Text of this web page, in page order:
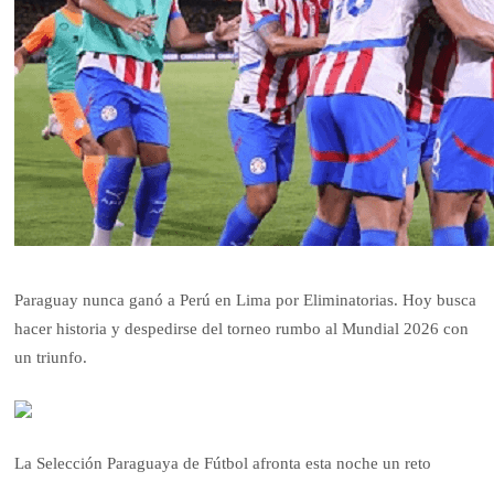
Paraguay nunca ganó a Perú en Lima por Eliminatorias. Hoy busca
hacer historia y despedirse del torneo rumbo al Mundial 2026 con
un triunfo.
La Selección Paraguaya de Fútbol afronta esta noche un reto